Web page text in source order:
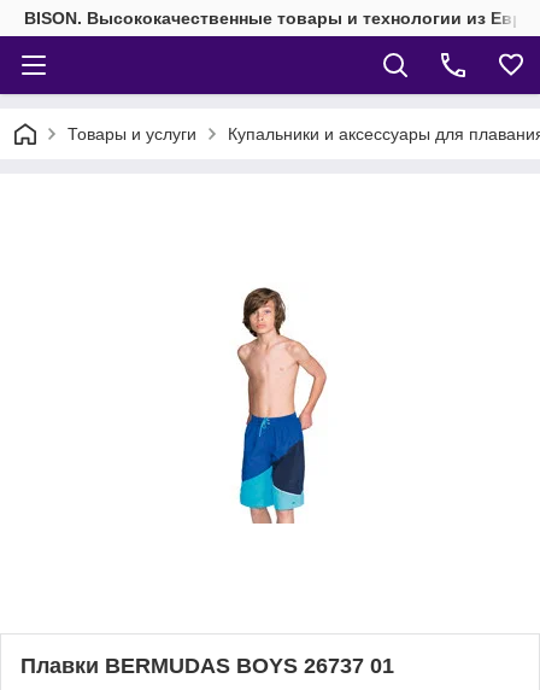
BISON. Высококачественные товары и технологии из
Товары и услуги Купальники и аксессуары для
Плавки BERMUDAS BOYS 26737 01